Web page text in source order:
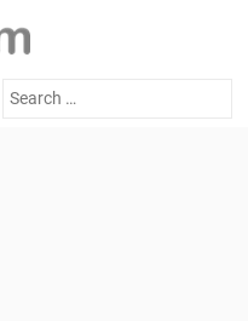
Search